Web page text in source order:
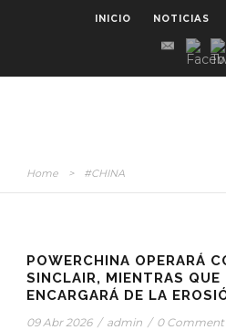
INICIO NOTICIAS
Home > #CHINA
POWERCHINA OPERARÁ
SINCLAIR, MIENTRAS QUE
ENCARGARÁ DE LA
09 Abr 2026 / admin / 0 Comment